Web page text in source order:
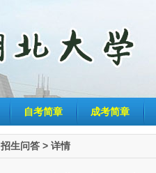
自考简章 成考简章
招生问答 > 详情